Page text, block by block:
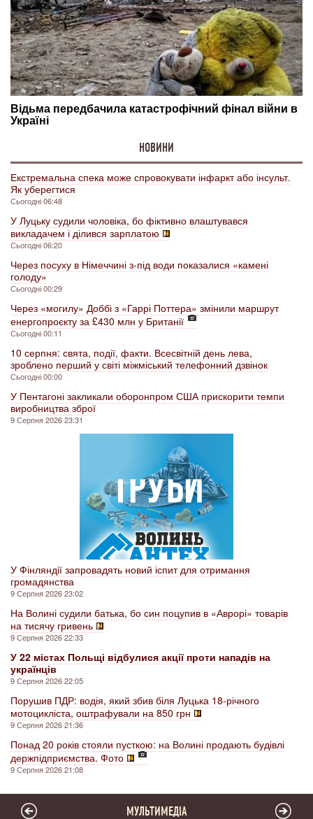
НОВИНИ
Екстремальна спека може спровокувати інфаркт або інсульт.
Як уберегтися
Сьогодні 06:48
У Луцьку судили чоловіка, бо фіктивно влаштувався
викладачем і ділився зарплатою
Сьогодні 06:20
Через посуху в Німеччині з-під води показалися «камені
голоду»
Сьогодні 00:29
Через «могилу» Доббі з «Гаррі Поттера» змінили маршрут
енергопроєкту за £430 млн у Британії
Сьогодні 00:11
10 серпня: свята, події, факти. Всесвітній день лева,
зроблено перший у світі міжміський телефонний дзвінок
Сьогодні 00:00
У Пентагоні закликали оборонпром США прискорити темпи
виробництва зброї
9 Серпня 2026 23:31
У Фінляндії запровадять новий іспит для отримання
громадянства
9 Серпня 2026 23:02
На Волині судили батька, бо син поцупив в «Аврорі» товарів
на тисячу гривень
9 Серпня 2026 22:33
У 22 містах Польщі відбулися акції проти нападів на
українців
9 Серпня 2026 22:05
Порушив ПДР: водія, який збив біля Луцька 18-річного
мотоцикліста, оштрафували на 850 грн
9 Серпня 2026 21:36
Понад 20 років стояли пусткою: на Волині продають будівлі
держпідприємства. Фото
9 Серпня 2026 21:08
МУЛЬТИМЕДІА